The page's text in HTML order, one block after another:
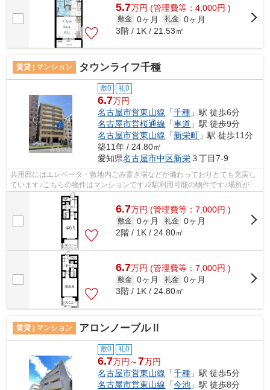
5.7万円 (管理費等：4,000円 )
敷金 0ヶ月 礼金 0ヶ月
3階 / 1K / 21.53㎡
賃貸 | マンション タウンライフ千種
敷0 礼0
6.7万円
名古屋市営東山線 「千種 」駅 徒歩6分
名古屋市営桜通線 「車道 」駅 徒歩9分
名古屋市営東山線 「新栄町 」駅 徒歩11分
築11年 / 24.80㎡
愛知県名古屋市中区新栄３丁目7-9
共用部にはエレベータ・敷地内ごみ置き場などが備わっておりとても充実し
ています♪こちらの物件はマンションです♪2駅利用可能の物件です♪場所が平
坦なのは、ランニングをする上で抑え...
6.7万円 (管理費等：7,000円 )
敷金 0ヶ月 礼金 0ヶ月
2階 / 1K / 24.80㎡
6.7万円 (管理費等：7,000円 )
敷金 0ヶ月 礼金 0ヶ月
3階 / 1K / 24.80㎡
賃貸 | マンション アロンノーブルⅡ
敷0 礼0
6.7万円～7万円
名古屋市営東山線 「千種 」駅 徒歩5分
名古屋市営東山線 「今池 」駅 徒歩8分